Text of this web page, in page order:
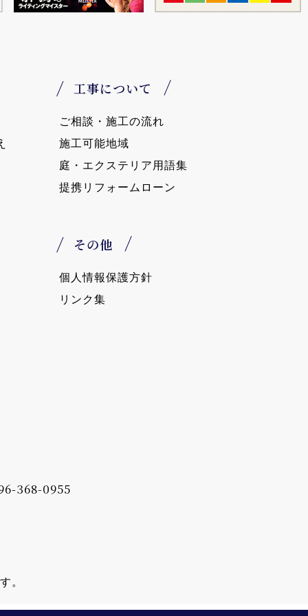
工事について
ご相談・施工の流れ
施工可能地域
庭・エクステリア用語集
提携リフォームローン
その他
個人情報保護方針
リンク集
368-0955
。